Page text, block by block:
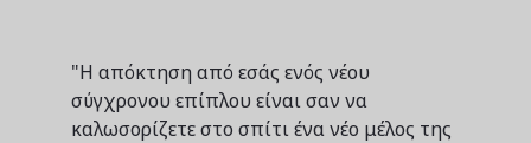
"Η απόκτηση από εσάς ενός νέου
σύγχρονου επίπλου είναι σαν να
καλωσορίζετε στο σπίτι ένα νέο μέλος της